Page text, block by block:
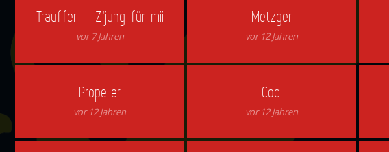
Trauffer – Z’jung für mii
vor 7 Jahren
Metzger
vor 12 Jahren
Propeller
vor 12 Jahren
Coci
vor 12 Jahren